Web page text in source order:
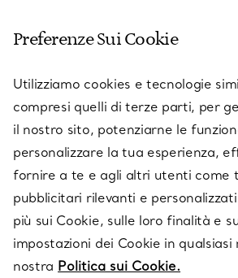
SU TIFFANY & CO.
LEGALE
SEGUICI
Preferenze Sui Cookie
Utilizziamo cookies e tecnologie
compresi quelli di terze parti, per
il nostro sito, potenziarne le
personalizzare la tua esperienza,
fornire a te e agli altri utenti come
pubblicitari rilevanti e
più sui Cookie, sulle loro finalità e
impostazioni dei Cookie in
nostra Politica sui Cookie.